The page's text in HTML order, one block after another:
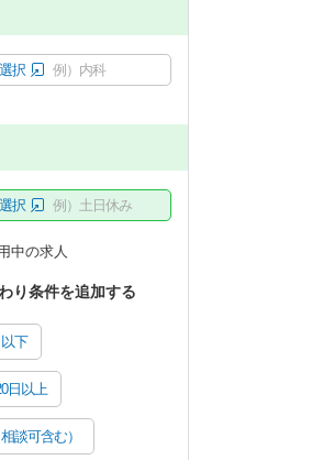
択 例）内科
択 例）土日休み
中の求人
り条件を追加する
下
日以上
談可含む）